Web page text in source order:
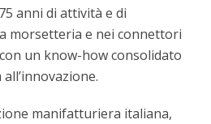
75 anni di attività e di
morsetteria e nei connettori
un know-how consolidato
manifatturiera italiana,